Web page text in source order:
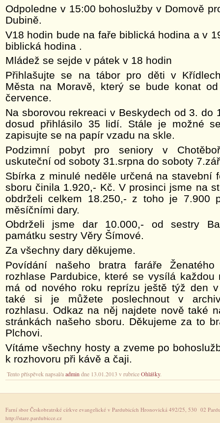
Odpoledne v 15:00 bohoslužby v Domově
Dubině.
V18 hodin bude na faře biblická hodina a v
biblická hodina .
Mládež se sejde v pátek v 18 hodin
Přihlašujte se na tábor pro děti v
Města na Moravě, který se bude konat
července.
Na sborovou rekreaci v Beskydech od 3. do
dosud přihlásilo 35 lidí. Stále je možné
zapisujte se na papír vzadu na skle.
Podzimní pobyt pro seniory v
uskuteční od soboty 31.srpna do soboty
Sbírka z minulé neděle určená na stavební
sboru činila 1.920,- Kč. V prosinci jsme na
obdrželi celkem 18.250,- z toho je 7.900
měsíčními dary.
Obdrželi jsme dar 10.000,- od sestry
památku sestry Věry Šímové.
Za všechny dary děkujeme.
Povídání našeho bratra faráře
rozhlase Pardubice, které se vysílá každou
má od nového roku reprízu ještě týž den
také si je můžete poslechnout v
rozhlasu. Odkaz na něj najdete nově také
stránkách našeho sboru. Děkujeme za to
Plchovi.
Vítáme všechny hosty a zveme po
k rozhovoru při kávě a čaji.
Tento příspěvek napsal/aadmin dne 13.01.2013 v rubriceOhlášky.
Farní sbor Českobratrské církve evangelické v Pardubicích Hronovická 492/25, 530 02
http://stare.pardubicce.cz